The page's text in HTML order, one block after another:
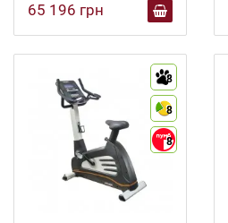
65 196 грн
8
8
8